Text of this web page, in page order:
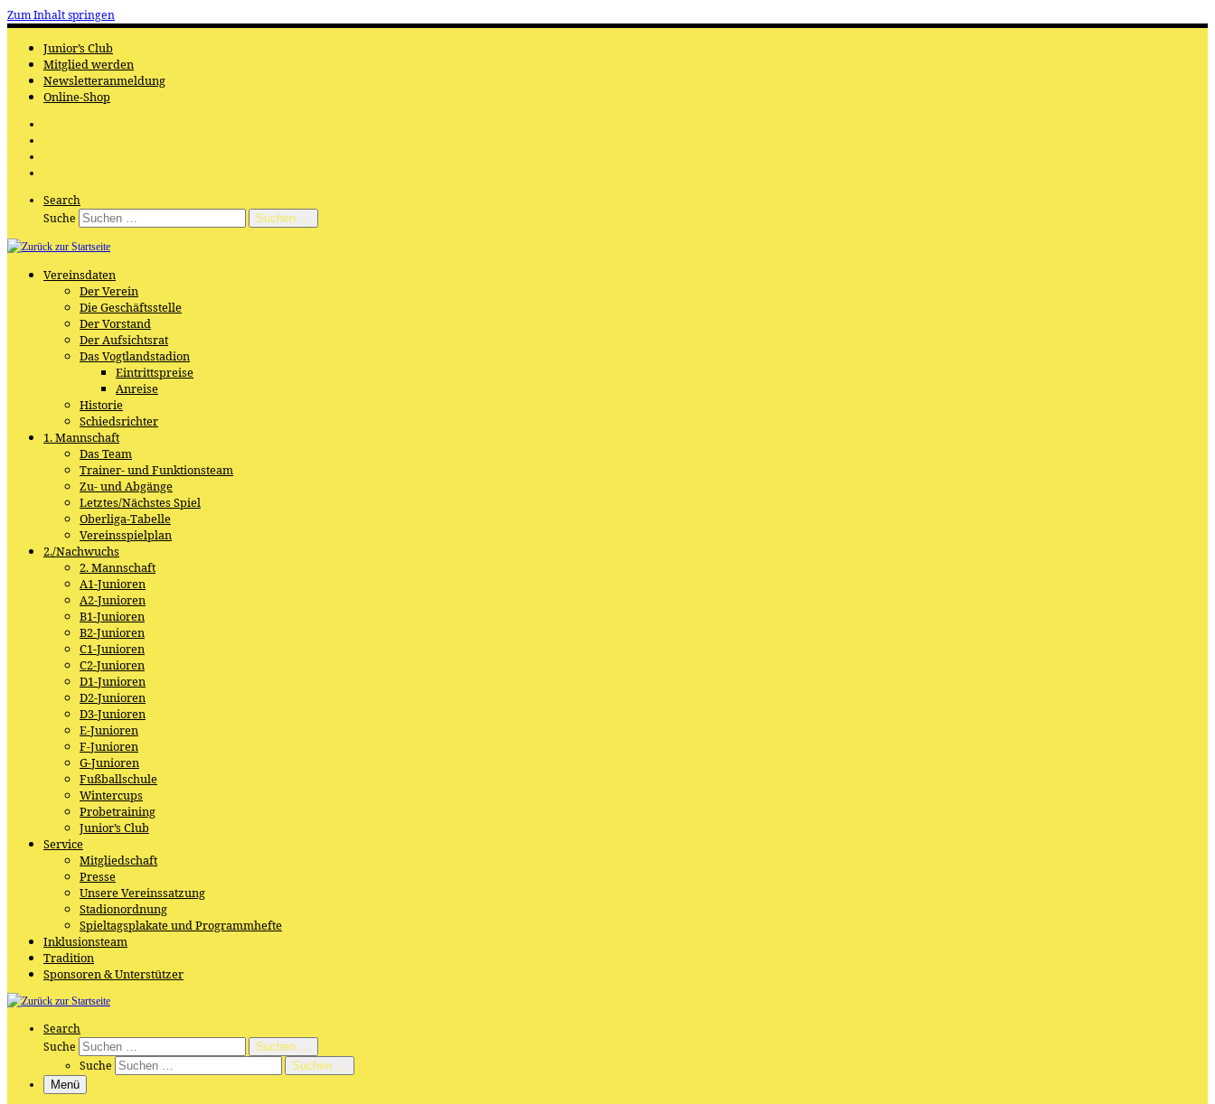
Zum Inhalt springen
Junior’s Club
Mitglied werden
Newsletteranmeldung
Online-Shop
Search
Suche
Suchen …
Vereinsdaten
Der Verein
Die Geschäftsstelle
Der Vorstand
Der Aufsichtsrat
Das Vogtlandstadion
Eintrittspreise
Anreise
Historie
Schiedsrichter
1. Mannschaft
Das Team
Trainer- und Funktionsteam
Zu- und Abgänge
Letztes/Nächstes Spiel
Oberliga-Tabelle
Vereinsspielplan
2./Nachwuchs
2. Mannschaft
A1-Junioren
A2-Junioren
B1-Junioren
B2-Junioren
C1-Junioren
C2-Junioren
D1-Junioren
D2-Junioren
D3-Junioren
E-Junioren
F-Junioren
G-Junioren
Fußballschule
Wintercups
Probetraining
Junior’s Club
Service
Mitgliedschaft
Presse
Unsere Vereinssatzung
Stadionordnung
Spieltagsplakate und Programmhefte
Inklusionsteam
Tradition
Sponsoren & Unterstützer
Search
Suche
Suchen …
Suche
Suchen …
Menü